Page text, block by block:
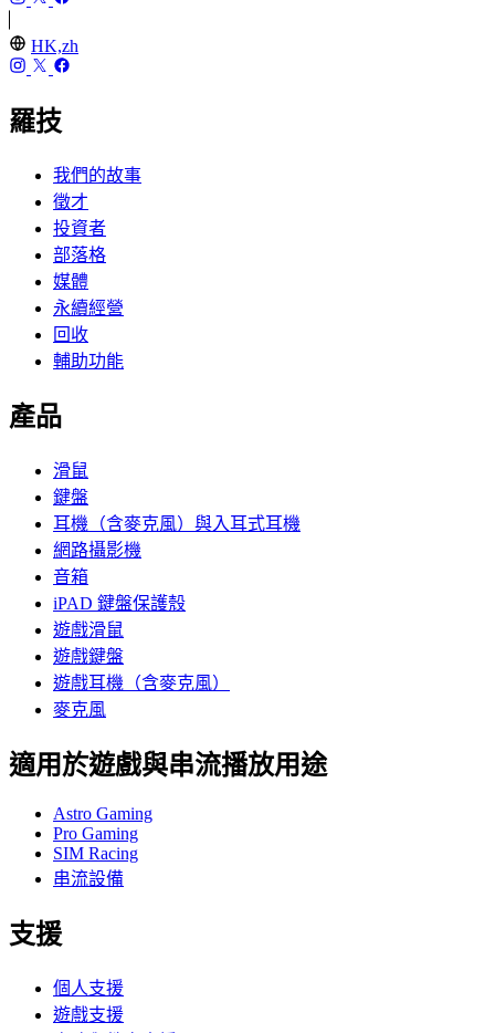
HK,zh
羅技
我們的故事
徵才
投資者
部落格
媒體
永續經營
回收
輔助功能
產品
滑鼠
鍵盤
耳機（含麥克風）與入耳式耳機
網路攝影機
音箱
iPAD 鍵盤保護殼
遊戲滑鼠
遊戲鍵盤
遊戲耳機（含麥克風）
麥克風
適用於遊戲與串流播放用途
Astro Gaming
Pro Gaming
SIM Racing
串流設備
支援
個人支援
遊戲支援